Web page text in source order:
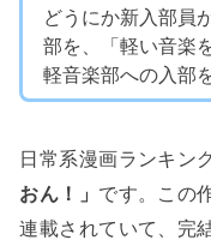
どうにか新入部員
部を、「軽い音楽
軽音楽部への入部
日常系漫画ランキン
おん！」 です。この
連載されていて、完